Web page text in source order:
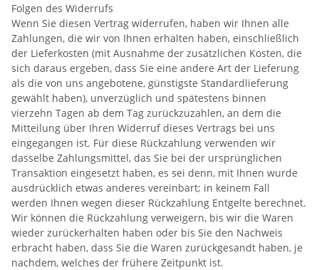
Folgen des Widerrufs
Wenn Sie diesen Vertrag widerrufen, haben wir Ihnen alle
Zahlungen, die wir von Ihnen erhalten haben, einschließlich
der Lieferkosten (mit Ausnahme der zusätzlichen Kosten, die
sich daraus ergeben, dass Sie eine andere Art der Lieferung
als die von uns angebotene, günstigste Standardlieferung
gewählt haben), unverzüglich und spätestens binnen
vierzehn Tagen ab dem Tag zurückzuzahlen, an dem die
Mitteilung über Ihren Widerruf dieses Vertrags bei uns
eingegangen ist. Für diese Rückzahlung verwenden wir
dasselbe Zahlungsmittel, das Sie bei der ursprünglichen
Transaktion eingesetzt haben, es sei denn, mit Ihnen wurde
ausdrücklich etwas anderes vereinbart; in keinem Fall
werden Ihnen wegen dieser Rückzahlung Entgelte berechnet.
Wir können die Rückzahlung verweigern, bis wir die Waren
wieder zurückerhalten haben oder bis Sie den Nachweis
erbracht haben, dass Sie die Waren zurückgesandt haben, je
nachdem, welches der frühere Zeitpunkt ist.